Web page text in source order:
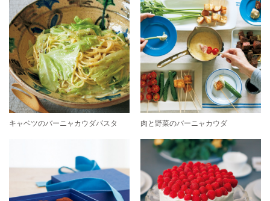
キャベツのバーニャカウダパスタ 肉と野菜のバーニャカウダ